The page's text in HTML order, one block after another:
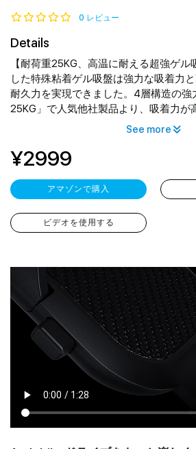
0 レビュー
Details
【耐荷重25KG、高温に耐える超強ゲ
した特殊粘着ゲル吸盤は強力な吸着力
耐久力を実現できました。4層構造の強
25KG」で人気他社製品より、吸着力が
振動やデコボコ道でも取れる心配はあ
適さをあなたに提供します。付属品の吸
凸のあるところにも問題なく吸盤を装
え吸盤が汚れて吸着力が弱くなっても
せば吸着力は何回でも復活し繰り返し
品と圧倒的な違いを体感してください。
【伸縮ロングアーム＆360度自由回転・
ームの角度が最大270度まで無段階調節
としても全然視野を邪魔しません。ま
は360度回転可能で、縦・横・上下・左
やニーズに合わせて、最適な視野角に
可動域の広さはあらゆる車種でご利用
ブラケット下部のデザインは充電を妨
を充電しながらも、Googleマップ等の
て使用する際はバッテリーの残量を気
出来ます。
【安定性抜群・安心運転にサポート】
が一番大事にしています。Andobilが開
ーは超強力真空吸盤と三角構造を採用
See more
¥2999
アマゾンで購入
ビデオを使用する